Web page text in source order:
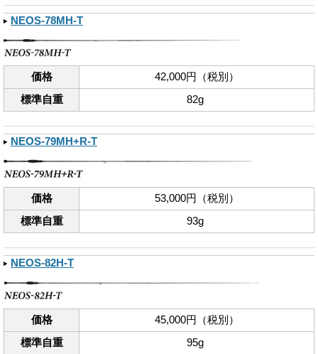
NEOS-78MH-T
価格
42,000円（税別）
標準自重
82g
NEOS-79MH+R-T
価格
53,000円（税別）
標準自重
93g
NEOS-82H-T
価格
45,000円（税別）
標準自重
95g